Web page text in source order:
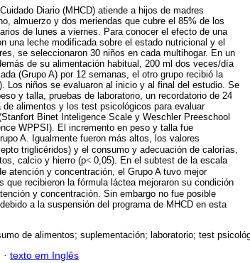
Diario (MHCD) atiende a hijos de madres
almuerzo y dos meriendas que cubre el 85% de los
de lunes a viernes. Para conocer el efecto de una
una leche modificada sobre el estado nutricional y el
se seleccionaron 30 niños en cada multihogar. En un
de su alimentación habitual, 200 ml dos veces/día
(Grupo A) por 12 semanas, el otro grupo recibió la
Los niños se evaluaron al inicio y al final del estudio. Se
y talla, pruebas de laboratorio, un recordatorio de 24
de alimentos y los test psicológicos para evaluar
Binet Inteligence Scale y Weschler Preeschool
WPPSI). El incremento en peso y talla fue
A. Igualmente fueron más altos, los valores
triglicéridos) y el consumo y adecuación de calorías,
calcio y hierro (p< 0,05). En el subtest de la escala
atención y concentración, el Grupo A tuvo mejor
que recibieron la fórmula láctea mejoraron su condición
y concentración. Sin embargo no fue posible
a la suspensión del programa de MHCD en esta
de alimentos; suplementación; laboratorio; test
· texto em Inglês